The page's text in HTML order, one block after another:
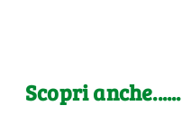
Scopri anche......